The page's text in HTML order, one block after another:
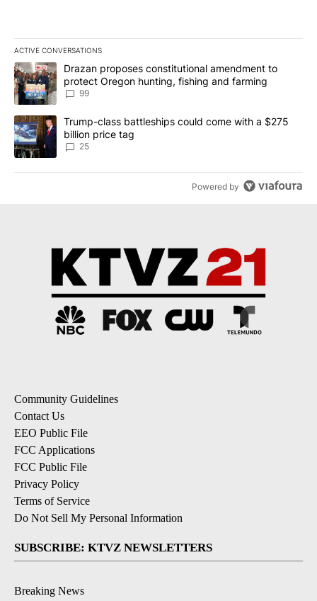
ACTIVE CONVERSATIONS
The following is a list of the most commented articles in the last
A trending article titled "Drazan proposes constitutional
Drazan proposes constitutional amendment to
protect Oregon hunting, fishing and farming
99
A trending article titled "Trump-class battleships could come
Trump-class battleships could come with a $275
billion price tag
25
Powered by
Community Guidelines
Contact Us
EEO Public File
FCC Applications
FCC Public File
Privacy Policy
Terms of Service
Do Not Sell My Personal Information
SUBSCRIBE: KTVZ NEWSLETTERS
Breaking News